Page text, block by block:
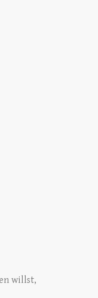
willst,